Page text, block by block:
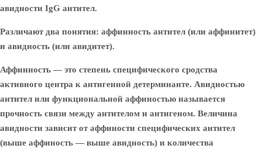
авидности IgG антител.
Различают два понятия: аффинность антител (или аффинитет)
и авидность (или авидитет).
Аффинность — это степень специфического сродства
активного центра к антигенной детерминанте. Авидностью
антител или функциональной аффиностью называется
прочность связи между антителом и антигеном. Величина
авидности зависит от аффиности специфических антител
(выше аффиность — выше авидность) и количества